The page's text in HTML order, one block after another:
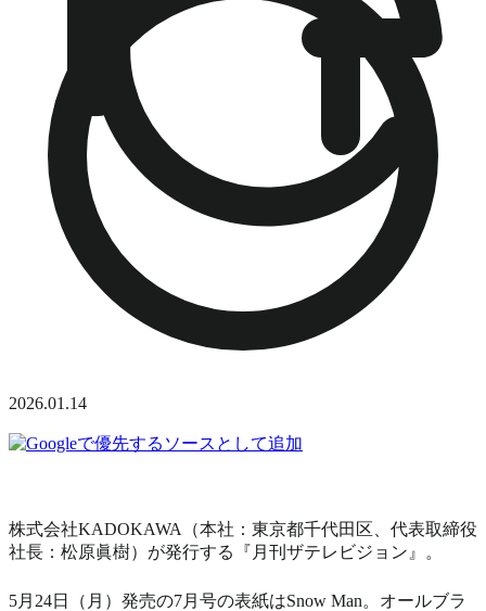
2026.01.14
株式会社KADOKAWA（本社：東京都千代田区、代表取締役
社長：松原眞樹）が発行する『月刊ザテレビジョン』。
5月24日（月）発売の7月号の表紙はSnow Man。オールブラ